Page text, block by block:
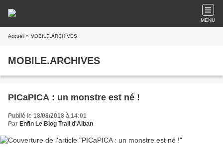
MENU
Accueil » MOBILE.ARCHIVES
MOBILE.ARCHIVES
PICaPICA : un monstre est né !
Publié le 18/08/2018 à 14:01
Par Enfin Le Blog Trail d'Alban